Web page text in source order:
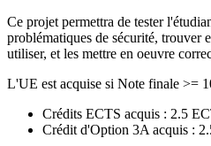
Ce projet permettra de tester
problématiques de sécurité, trouver
utiliser, et les mettre en oeuvre
L'UE est acquise si Note finale >=
Crédits ECTS acquis : 2.5
Crédit d'Option 3A acquis :